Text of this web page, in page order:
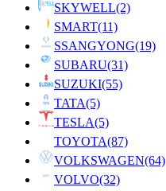
SKYWELL(2)
SMART(11)
SSANGYONG(19)
SUBARU(31)
SUZUKI(55)
TATA(5)
TESLA(5)
TOYOTA(87)
VOLKSWAGEN(64)
VOLVO(32)